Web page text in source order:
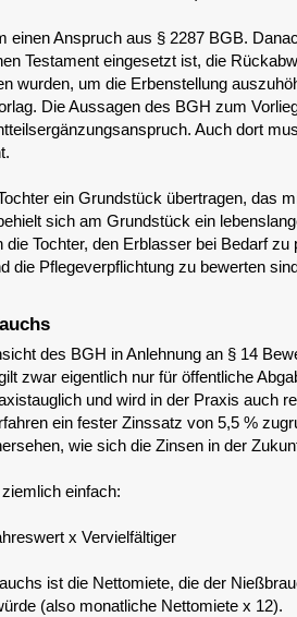
einen Anspruch aus § 2287 BGB.
Testament eingesetzt ist, die
wurden, um die Erbenstellung
Die Aussagen des BGH zum
Auch dort
ein Grundstück übertragen, das
sich am Grundstück ein
Tochter, den Erblasser bei Bedarf
die Pflegeverpflichtung zu bewerten
des BGH in Anlehnung an § 14
zwar eigentlich nur für öffentliche
und wird in der Praxis auch
ein fester Zinssatz von 5,5 %
wie sich die Zinsen in der
einfach:
x Vervielfältiger
ist die Nettomiete, die der
(also monatliche Nettomiete x 12).